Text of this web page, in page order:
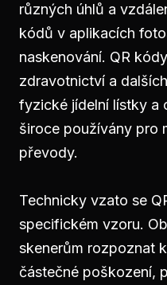
různých úhlů a
kódů v aplikacích
naskenování. QR
zdravotnictví a
fyzické jídelní lístky a
široce používány pro
převody.
Technicky vzato se
specifickém vzoru.
skenerům rozpoznat
částečné poškození,